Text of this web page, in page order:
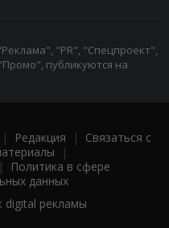
"PR", "Спецпроект",
публикуются на
| Редакция | Связаться с
|
Политика в сфере
данных
рекламы